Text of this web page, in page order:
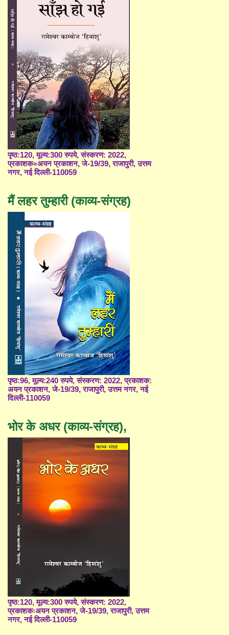
पृष्ठ:120, मूल्य:300 रुपये, संस्करण: 2022,
प्रकाशक=अयन प्रकाशन, जे-19/39, राजापुरी, उत्तम
नगर, नई दिल्ली-110059
मैं लहर तुम्हारी (काव्य-संग्रह)
पृष्ठ:96, मूल्य:240 रुपये, संस्करण: 2022, प्रकाशक:
अयन प्रकाशन, जे-19/39, राजापुरी, उत्तम नगर, नई
दिल्ली-110059
भोर के अधर (काव्य-संग्रह),
पृष्ठ:120, मूल्य:300 रुपये, संस्करण: 2022,
प्रकाशकःअयन प्रकाशन, जे-19/39, राजापुरी, उत्तम
नगर, नई दिल्ली-110059